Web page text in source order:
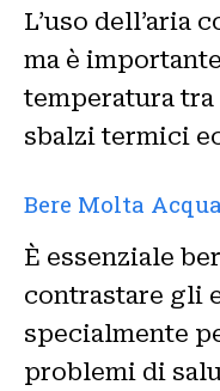
L’uso dell’aria
ma è
temperatura tra
sbalzi termici
Bere Molta
È essenziale
contrastare gli
specialmente
problemi di